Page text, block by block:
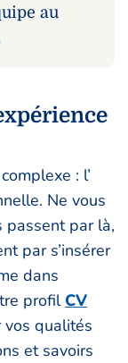
au
: l’
Ne vous
passent par là,
par s’insérer
dans
profil CV
vos qualités
et savoirs